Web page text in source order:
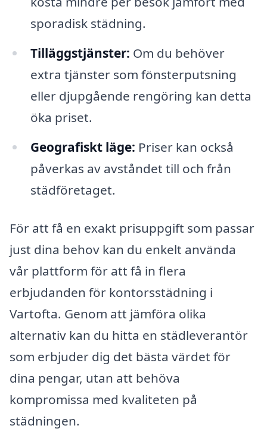
sporadisk städning.
Tilläggstjänster: Om du behöver
extra tjänster som fönsterputsning
eller djupgående rengöring kan detta
öka priset.
Geografiskt läge: Priser kan också
påverkas av avståndet till och från
städföretaget.
För att få en exakt prisuppgift som passar
just dina behov kan du enkelt använda
vår plattform för att få in flera
erbjudanden för kontorsstädning i
Vartofta. Genom att jämföra olika
alternativ kan du hitta en städleverantör
som erbjuder dig det bästa värdet för
dina pengar, utan att behöva
kompromissa med kvaliteten på
städningen.